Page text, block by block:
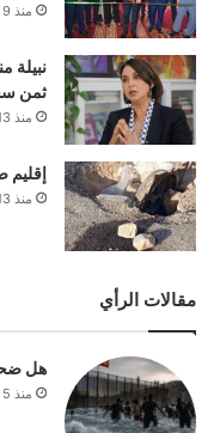
منذ 9 ساعات
نبيلة
ثمن
منذ 13 ساعة
إقليم
منذ 13 ساعة
مقالات الرأي
هل
منذ 5 أيام